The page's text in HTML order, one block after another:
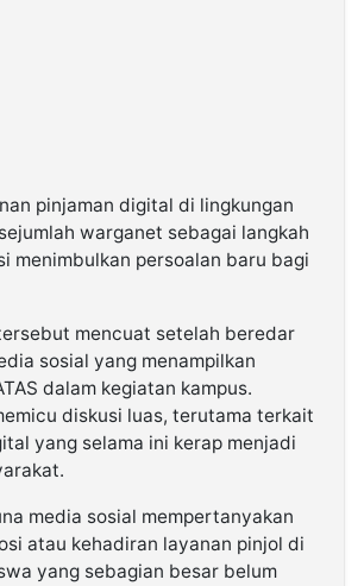
pinjaman digital di lingkungan
warganet sebagai langkah
menimbulkan persoalan baru bagi
mencuat setelah beredar
sosial yang menampilkan
dalam kegiatan kampus.
diskusi luas, terutama terkait
yang selama ini kerap menjadi
media sosial mempertanyakan
atau kehadiran layanan pinjol di
yang sebagian besar belum